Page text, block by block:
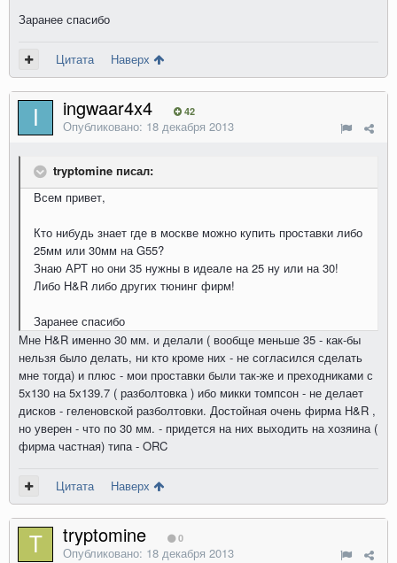
Заранее спасибо
Цитата Наверх
ingwaar4x4 42
Опубликовано: 18 декабря 2013
tryptomine писал:
Всем привет,
Кто нибудь знает где в москве можно купить проставки либо
25мм или 30мм на G55?
Знаю АРТ но они 35 нужны в идеале на 25 ну или на 30!
Либо Н&R либо других тюнинг фирм!
Заранее спасибо
Мне H&R именно 30 мм. и делали ( вообще меньше 35 - как-бы
нельзя было делать, ни кто кроме них - не согласился сделать
мне тогда) и плюс - мои проставки были так-же и преходниками с
5х130 на 5х139.7 ( разболтовка ) ибо микки томпсон - не делает
дисков - геленовской разболтовки. Достойная очень фирма H&R ,
но уверен - что по 30 мм. - придется на них выходить на хозяина (
фирма частная) типа - ORC
Цитата Наверх
tryptomine 0
Опубликовано: 18 декабря 2013